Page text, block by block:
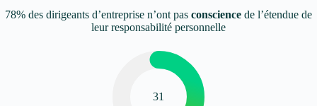
78% des dirigeants d’entreprise n’ont pas conscience de l’étendue de
leur responsabilité personnelle
31